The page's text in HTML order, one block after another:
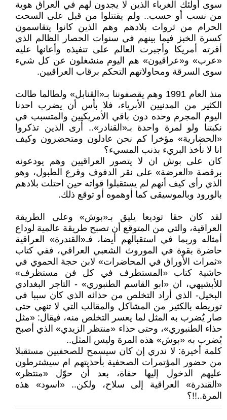
سوى أولئك الغرباء الذين لا يجدون لهم في العراق هوية
من نسب أو حسب.. ولم يقتتلوا من قبل على السحت
الحرام من ثروات بلادهم وهم الذين كانوا يتقاسمون
كسرة الخبز فيما بينهم في سنوات الحصار الظالم الذي
أقرته أمريكا وأجبرت العالم على تنفيذه وأعانها عليه
«عرب» و«عراقيون» هم اليوم منشغلون عن كل شيء
سوى السرقة ومحاولاتهم التحكم برقاب العراقيين.
منذ العام 1991 وهم يقصفوننا بـ«القنابل» ولطالما طالت
الكثير من المدنيين الأبرياء، فلا بأس أن يضرب احدنا
اليوم المجرم وحده دون باقي الأمريكيين والمتسبب في
نكبتنا ولو لمرة واحدة بـ«القنادر».. أرى الذين تذكروا
«الحضارية» مؤخرا كم نحن عادلون ومتحضرون وكيف
انا لا نأخذ البريء بذنب المسيء؟
كان على بوش ان لا يتصور العراقيين وهم يودعونه
برقصة «العرضة» على نقر الدفوف وقرع الطبول، وهو
الذي رأى كيف أنهم لم يستقبلوا قواته حين احتلت بلادهم
بالورود وبالموسيقى كما أوهموه أو توقع ذلك.
لقد كان حقا توديعا يليق بـ«بوش» وعلى الطريقة
العراقية، والتي من المتوقع أن تصبح طريقة عالمية لوداع
أمثاله وربما في استقبالهم أيضا، فـ«القندرة» العراقية
حاضرة بقوة في الموروث الشعبي العراقي، ففي كتاب
«ثمرات الأوراق في المحاضرات» لابن حجة الحموي في
حاشية كتاب «المستطرف في كل فن مستظرف»
للأبشيهي، ان «ابو القاسم الطنبوري» - التاجر البغدادي
البخيل- الذي أراد التخلص من حذائه الذي كان سببا في
توريطه بالكثير من المشاكل والمقالب التي لا تنهي حتى
صار يُضرب به المثل لما يعسر التخلص منه، فيقال: «مثل
حذاء الطنبوري»، وحتى حذاء «منتظر الزيدي» الذي أصبح
يُضرب به «بوش» هذه المرة وليس المثل..
كلمة أخيرة: لا ندري إن كان سيسمح للصحفيين مستقبلا
من حضور المؤتمرات الصحفية بأحذيتهم ام سيشترطون
عليهم الدخول إليها حفاة، بعد أن حوّل «منتظر»
«القندرة» العراقية إلى سلاح، ولكن.. «اسود» هذه
المرة..!!؟